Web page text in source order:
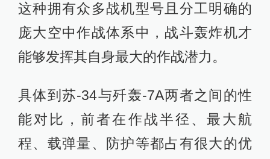
这种拥有众多战机型号且分工明确的
庞大空中作战体系中，战斗轰炸机才
能够发挥其自身最大的作战潜力。
具体到苏-34与歼轰-7A两者之间的性
能对比，前者在作战半径、最大航
程、载弹量、防护等都占有很大的优